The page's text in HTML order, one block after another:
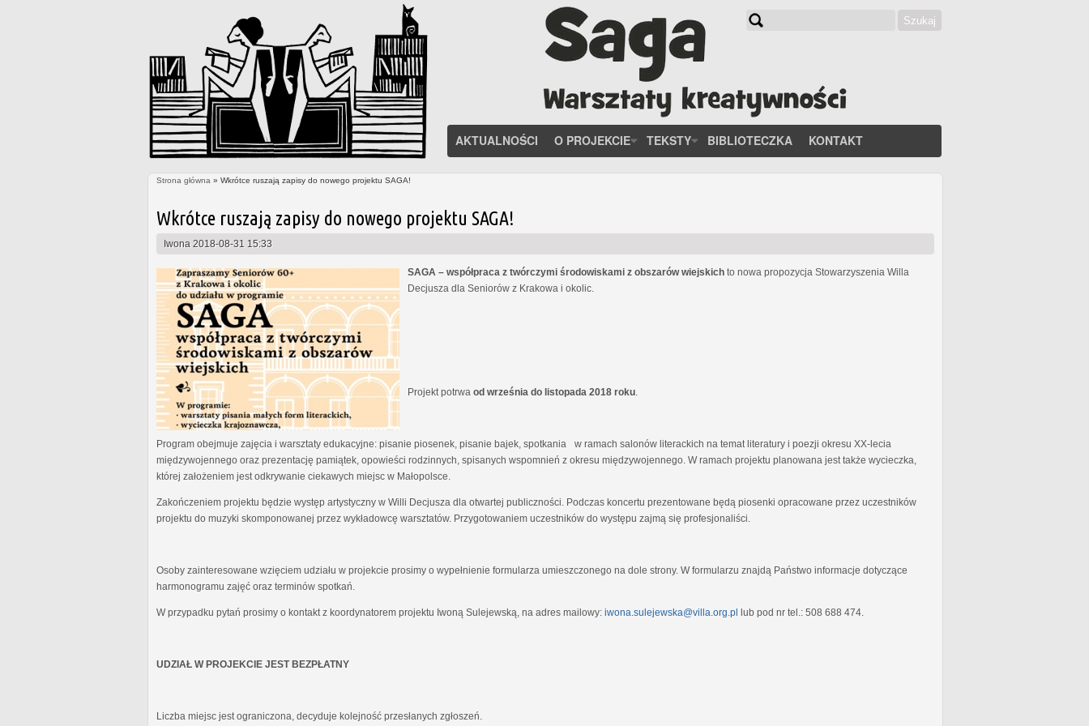
Szukaj
AKTUALNOŚCI O PROJEKCIE TEKSTY BIBLIOTECZKA KONTAKT
Strona główna » Wkrótce ruszają zapisy do nowego projektu SAGA!
Wkrótce ruszają zapisy do nowego projektu SAGA!
Iwona 2018-08-31 15:33
SAGA – współpraca z twórczymi środowiskami z obszarów wiejskich to nowa propozycja Stowarzyszenia Willa
Decjusza dla Seniorów z Krakowa i okolic.
Projekt potrwa od września do listopada 2018 roku
Program obejmuje zajęcia i warsztaty edukacyjne: pisanie piosenek, pisanie bajek, spotkania w ramach salonów literackich na temat literatury i poezji okresu XX-lecia
międzywojennego oraz prezentację pamiątek, opowieści rodzinnych, spisanych wspomnień z okresu międzywojennego. W ramach projektu planowana jest także wycieczka,
której założeniem jest odkrywanie ciekawych miejsc w Małopolsce.
Zakończeniem projektu będzie występ artystyczny w Willi Decjusza dla otwartej publiczności. Podczas koncertu prezentowane będą piosenki opracowane przez uczestników
projektu do muzyki skomponowanej przez wykładowcę warsztatów. Przygotowaniem uczestników do występu zajmą się profesjonaliści.
Osoby zainteresowane wzięciem udziału w projekcie prosimy o wypełnienie formularza umieszczonego na dole strony. W formularzu znajdą Państwo informacje dotyczące
harmonogramu zajęć oraz terminów spotkań.
W przypadku pytań prosimy o kontakt z koordynatorem projektu Iwoną Sulejewską, na adres mailowy: iwona.sulejewska@villa.org.pl lub pod nr tel.: 508 688 474.
UDZIAŁ W PROJEKCIE JEST BEZPŁATNY
Liczba miejsc jest ograniczona, decyduje kolejność przesłanych zgłoszeń.